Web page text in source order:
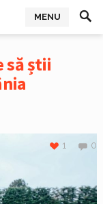
MENU
să știi
0
1